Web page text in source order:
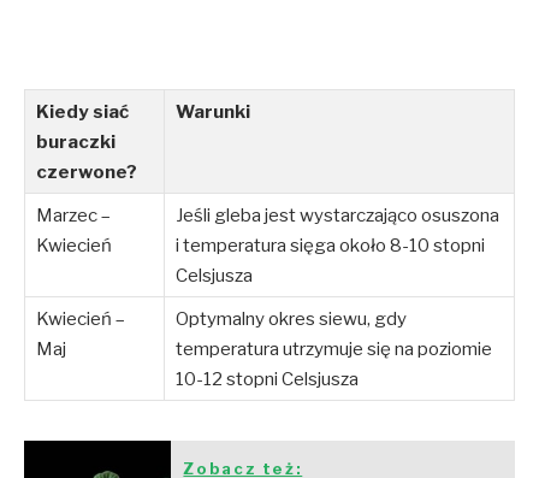
Kiedy siać
buraczki
czerwone?
Warunki
Marzec –
Kwiecień
Jeśli gleba jest wystarczająco osuszona
i temperatura sięga około 8-10 stopni
Celsjusza
Kwiecień –
Maj
Optymalny okres siewu, gdy
temperatura utrzymuje się na poziomie
10-12 stopni Celsjusza
Zobacz też: